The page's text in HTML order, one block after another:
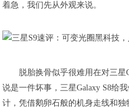
着急，我们先从外观来说。
脱胎换骨似乎很难用在对三星
说是一件坏事，三星Galaxy S8给
计，凭借鹅卵石般的机身走线和